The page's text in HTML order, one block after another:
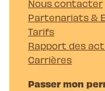
Nous contacter
Partenariats &
Tarifs
Rapport des
Carrières
Passer mon